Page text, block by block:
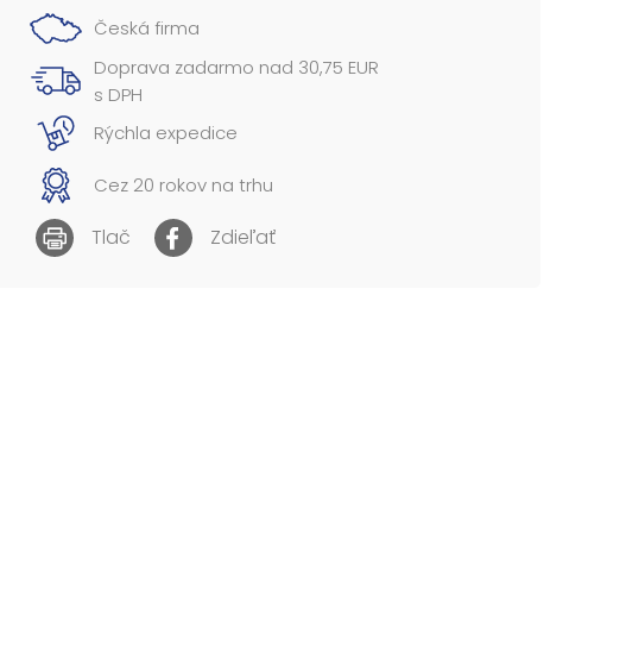
Rozmer: 120 x 120 x 150 mm
Uvedená cena je za 1 ks....
Česká firma
Doprava zadarmo nad 30,75 EUR
s DPH
Rýchla expedice
Cez 20 rokov na trhu
Tlač Zdieľať